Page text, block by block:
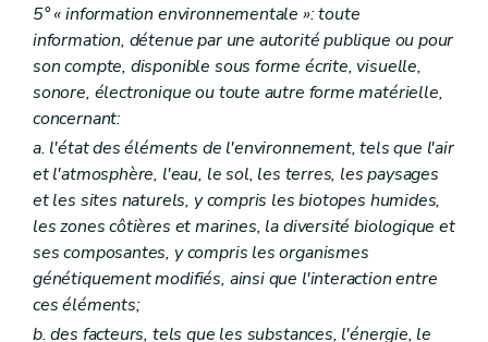
5° « information environnementale »: toute
information, détenue par une autorité publique ou pour
son compte, disponible sous forme écrite, visuelle,
sonore, électronique ou toute autre forme matérielle,
concernant:
a. l'état des éléments de l'environnement, tels que l'air
et l'atmosphère, l'eau, le sol, les terres, les paysages
et les sites naturels, y compris les biotopes humides,
les zones côtières et marines, la diversité biologique et
ses composantes, y compris les organismes
génétiquement modifiés, ainsi que l'interaction entre
ces éléments;
b. des facteurs, tels que les substances, l'énergie, le